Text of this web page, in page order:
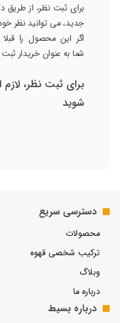
برای ثبت نظر، از طریق
جدید، می توانید نظر
اگر این محصول را قبلا
شما به عنوان خریدار
برای ثبت نظر، لازم
شوید
دسترسی سریع
محصولات
ترکیب شخصی قهوه
وبلاگ
درباره ما
درباره بسیط